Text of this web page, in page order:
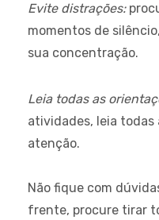
Evite distrações:
momentos de
sua concentração.
Leia todas as
atividades, leia todas
atenção.
Não fique com
frente, procure tirar